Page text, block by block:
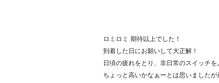
ロミロミ 期待以上でした！
到着した日にお願いして大正解！
日頃の疲れをとり、 非日常のスイッチ
ちょっと高いかなぁーとは思いました